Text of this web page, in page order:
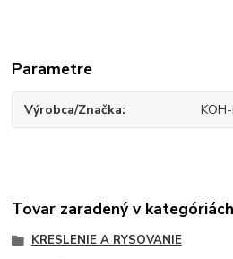
Parametre
Výrobca/Značka
Tovar zaradený v kategóriách
KRESLENIE A RYSOVANIE